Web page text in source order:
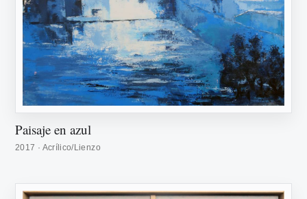
Paisaje en azul
2017 · Acrílico/Lienzo